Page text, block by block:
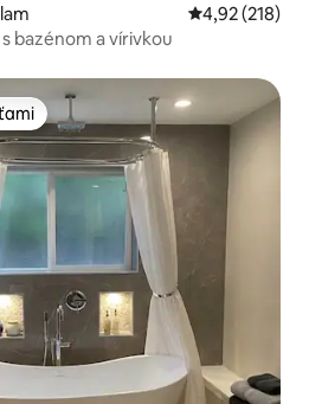
Priemerné
4,92 (218)
bazénom a vírivkou